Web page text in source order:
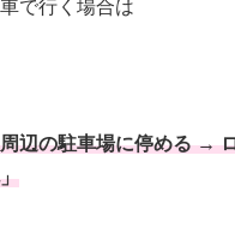
で行く場合は
辺の駐車場に停める →